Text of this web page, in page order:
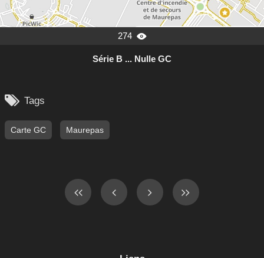
274 
Série B ... Nulle GC
 Tags
Carte GC Maurepas